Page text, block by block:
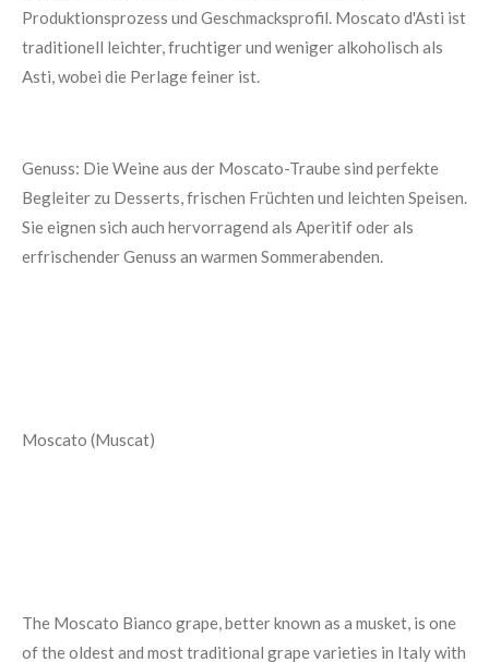
Produktionsprozess und Geschmacksprofil. Moscato d'Asti ist
traditionell leichter, fruchtiger und weniger alkoholisch als
Asti, wobei die Perlage feiner ist.
Genuss: Die Weine aus der Moscato-Traube sind perfekte
Begleiter zu Desserts, frischen Früchten und leichten Speisen.
Sie eignen sich auch hervorragend als Aperitif oder als
erfrischender Genuss an warmen Sommerabenden.
Moscato (Muscat)
The Moscato Bianco grape, better known as a musket, is one
of the oldest and most traditional grape varieties in Italy with